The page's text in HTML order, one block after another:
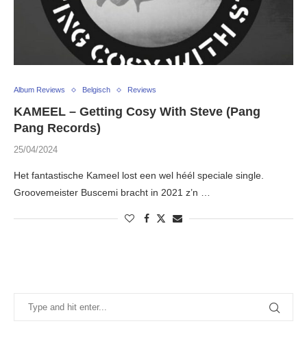
Album Reviews Belgisch Reviews
KAMEEL – Getting Cosy With Steve (Pang
Pang Records)
25/04/2024
Het fantastische Kameel lost een wel héél speciale single.
Groovemeister Buscemi bracht in 2021 z’n …